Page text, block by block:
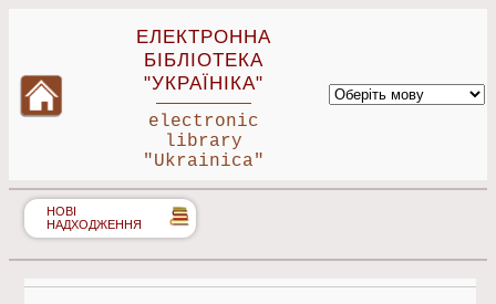
ЕЛЕКТРОННА
БІБЛІОТЕКА
"УКРАЇНІКА"
electronic
library
"Ukrainica"
НОВІ
НАДХОДЖЕННЯ